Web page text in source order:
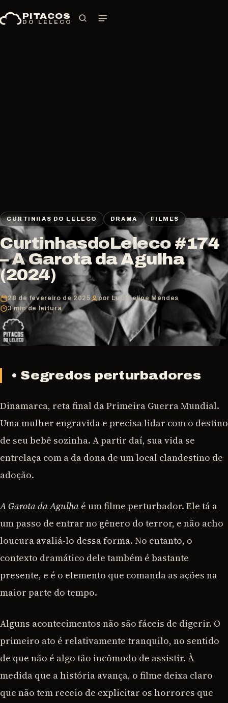
para
PITACOS
DO LELECO
CURTINHAS DO LELECO DRAMA FILMES
CurtinhasdoLeleco #174
– A Garota da Agulha
(2024)
28 de fevereiro de 2025
por Luiz Felipe Mendes
3 min de leitura
• Segredos perturbadores
Dinamarca, reta final da Primeira Guerra Mundial.
Uma mulher engravida e precisa lidar com o destino
de seu bebê sozinha. A partir daí, sua vida se
entrelaça com a da dona de um local clandestino de
adoção.
A Garota da Agulha é um filme perturbador. Ele tá a
um passo de entrar no gênero do terror, e não acho
loucura avaliá-lo dessa forma. No entanto, o
contexto dramático dele também é bastante
presente, e é o elemento que comanda as ações na
maior parte do tempo.
Alguns acontecimentos não são fáceis de digerir. O
primeiro ato é relativamente tranquilo, no sentido
de que não é algo tão incômodo de assistir. À
medida que a história avança, o filme deixa claro
que não tem receio de explicitar os horrores que